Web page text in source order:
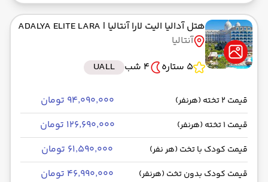
هتل آدالیا الیت لارا آنتالیا | ADALYA ELITE LARA
آنتالیا
5 ستاره
4 شب UALL
قیمت 2 تخته (هرنفر) ۹۴٬۰۹۰٬۰۰۰ تومان
قیمت 1 تخته (هرنفر) ۱۲۶٬۶۹۰٬۰۰۰ تومان
قیمت کودک با تخت (هر نفر) ۶۱٬۵۹۰٬۰۰۰ تومان
قیمت کودک بدون تخت (هرنفر) ۴۶٬۹۹۰٬۰۰۰ تومان